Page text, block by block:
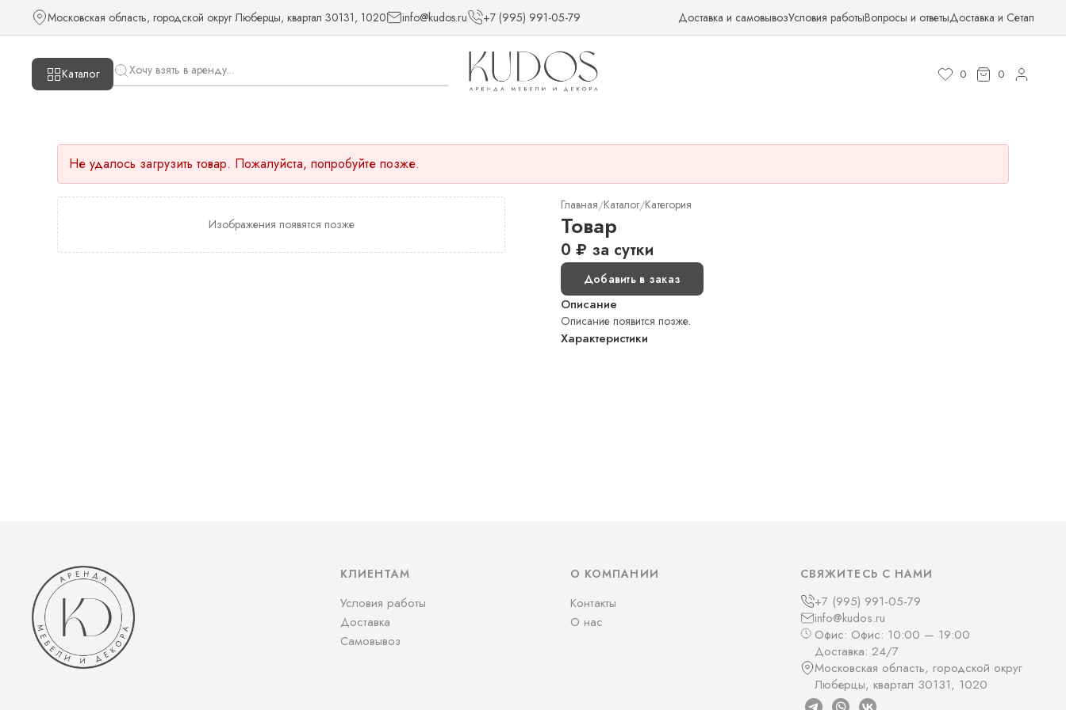
Московская область, городской округ Люберцы, квартал 30131, 1020 info@kudos.ru +7 (995) 991-05-79 Доставка и самовывозУсловия работыВопросы и ответыДоставка и Сетап
Каталог 0 0
Не удалось загрузить товар. Пожалуйста, попробуйте позже.
Изображения появятся позже
Главная/Каталог/Категория
Товар
0 ₽ за сутки
Добавить в заказ
Описание
Описание появится позже.
Характеристики
КЛИЕНТАМ
Условия работы
Доставка
Самовывоз
О КОМПАНИИ
Контакты
О нас
СВЯЖИТЕСЬ С НАМИ
+7 (995) 991-05-79
info@kudos.ru
Офис: Офис: 10:00 — 19:00
Доставка: 24/7
Московская область, городской округ
Люберцы, квартал 30131, 1020